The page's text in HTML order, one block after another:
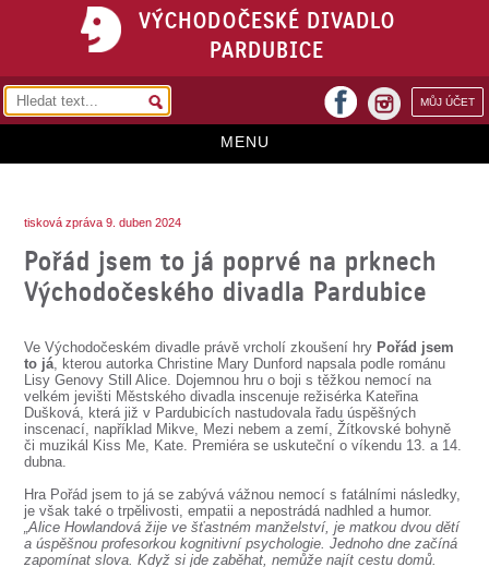
VÝCHODOČESKÉ DIVADLO
PARDUBICE
MŮJ ÚČET
facebook
MENU
REPERTOÁR
PŘEDPLATNÉ
KONTAKTY
O DIVADLE
SOUBOR
DÁLE NABÍZÍME
tisková zpráva 9. duben 2024
Pořád jsem to já poprvé na prknech
Východočeského divadla Pardubice
Ve Východočeském divadle právě vrcholí zkoušení hry Pořád jsem
to já, kterou autorka Christine Mary Dunford napsala podle románu
Lisy Genovy Still Alice. Dojemnou hru o boji s těžkou nemocí na
velkém jevišti Městského divadla inscenuje režisérka Kateřina
Dušková, která již v Pardubicích nastudovala řadu úspěšných
inscenací, například Mikve, Mezi nebem a zemí, Žítkovské bohyně
či muzikál Kiss Me, Kate. Premiéra se uskuteční o víkendu 13. a 14.
dubna.
Hra Pořád jsem to já se zabývá vážnou nemocí s fatálními následky,
je však také o trpělivosti, empatii a nepostrádá nadhled a humor.
„Alice Howlandová žije ve šťastném manželství, je matkou dvou dětí
a úspěšnou profesorkou kognitivní psychologie. Jednoho dne začíná
zapomínat slova. Když si jde zaběhat, nemůže najít cestu domů.